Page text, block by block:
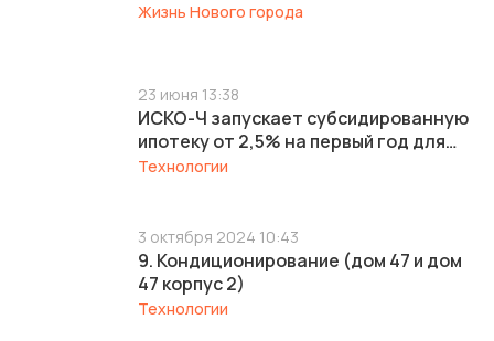
Жизнь Нового города
23 июня 13:38
ИСКО-Ч запускает субсидированную
ипотеку от 2,5% на первый год для
готовых квартир в ЖК «Ялав»
Технологии
3 октября 2024 10:43
9. Кондиционирование (дом 47 и дом
47 корпус 2)
Технологии